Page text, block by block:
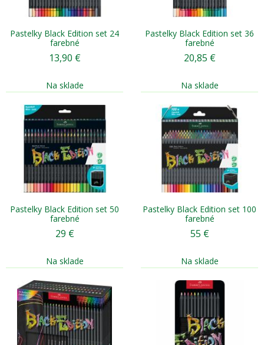
Pastelky Black Edition set 24
farebné
13,90 €
Na sklade
Pastelky Black Edition set 36
farebné
20,85 €
Na sklade
Pastelky Black Edition set 50
farebné
29 €
Na sklade
Pastelky Black Edition set 100
farebné
55 €
Na sklade